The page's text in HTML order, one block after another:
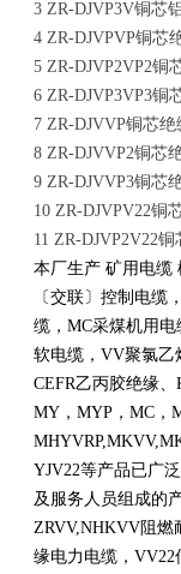
3 ZR-DJVP3V铜芯
4 ZR-DJVPVP铜芯
5 ZR-DJVP2VP2铜
6 ZR-DJVP3VP3铜
7 ZR-DJVVP铜芯
8 ZR-DJVVP2铜芯
9 ZR-DJVVP3铜芯
10 ZR-DJVPV22铜
11 ZR-DJVP2V22
本厂生产 矿用电缆
〔交联〕控制电缆
缆， MC采煤机用电
软电缆， VV聚氯乙
CEFR乙丙胶绝缘、
MY ， MYP ， MC ，
YJV22等产品已广
及服务人员组成的
ZRVV,NHKVV阻燃
缘电力电缆， VV22